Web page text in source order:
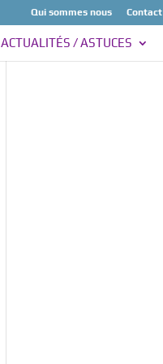
Qui sommes nous Contact
ACTUALITÉS / ASTUCES